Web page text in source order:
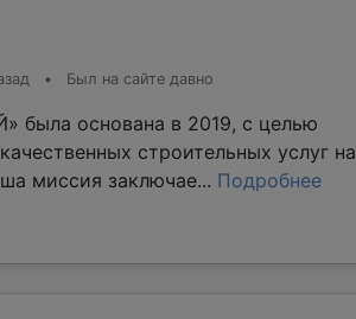
• Был на сайте давно
была основана в 2019, с целью
строительных услуг на
миссия заключае... Подробнее